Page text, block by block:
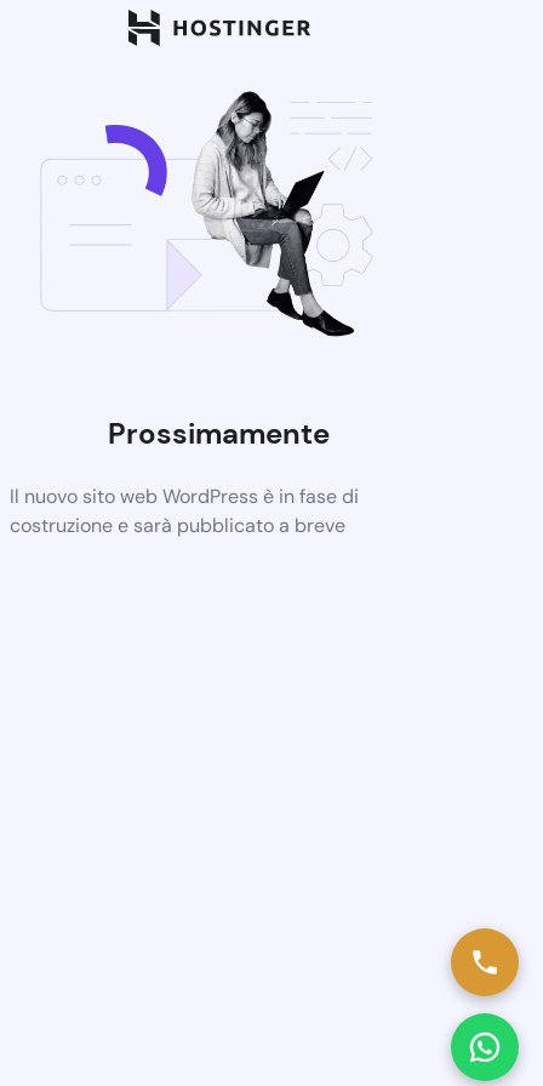
Prossimamente
Il nuovo sito web WordPress è in fase di
costruzione e sarà pubblicato a breve